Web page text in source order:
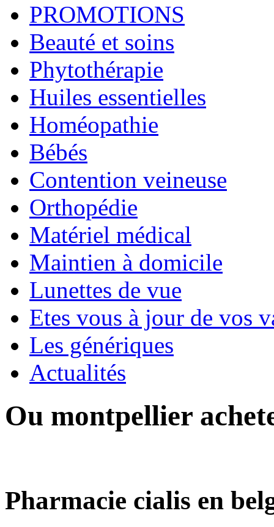
PROMOTIONS
Beauté et soins
Phytothérapie
Huiles essentielles
Homéopathie
Bébés
Contention veineuse
Orthopédie
Matériel médical
Maintien à domicile
Lunettes de vue
Etes vous à jour de vos
Les génériques
Actualités
Ou montpellier
Pharmacie cialis en